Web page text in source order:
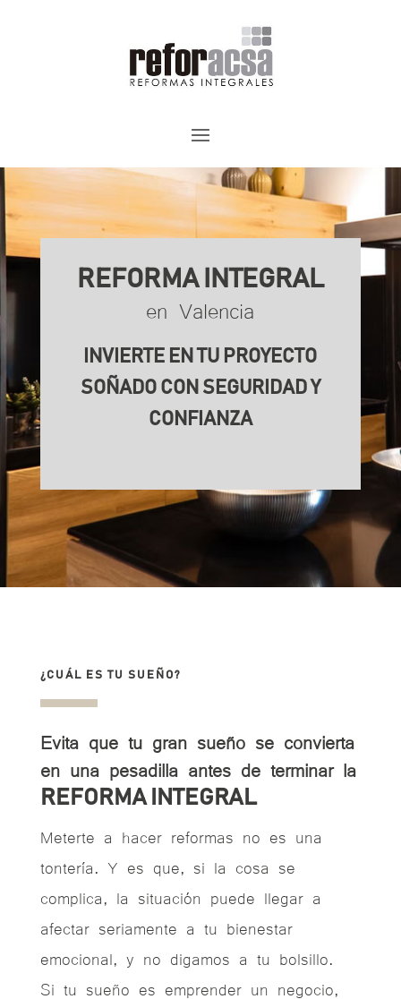
REFORMA INTEGRAL
en Valencia
INVIERTE EN TU PROYECTO
SOÑADO CON SEGURIDAD Y
CONFIANZA
¿CUÁL ES TU SUEÑO?
Evita que tu gran sueño se convierta
en una pesadilla antes de terminar la
REFORMA INTEGRAL
Meterte a hacer reformas no es una
tontería. Y es que, si la cosa se
complica, la situación puede llegar a
afectar seriamente a tu bienestar
emocional, y no digamos a tu bolsillo.
Si tu sueño es emprender un negocio,